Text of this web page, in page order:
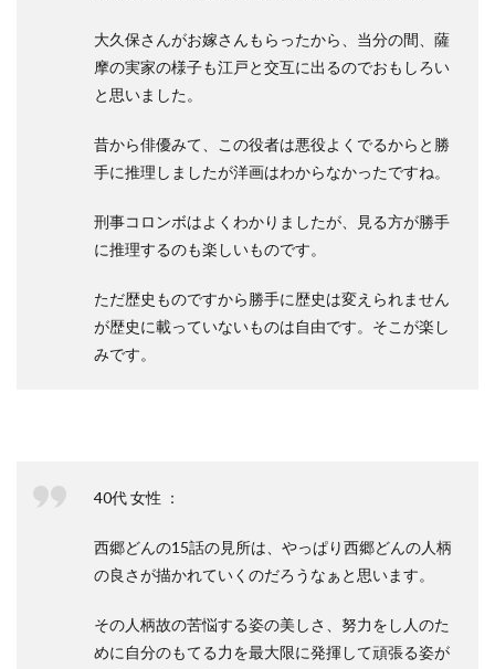
大久保さんがお嫁さんもらったから、当分の間、薩
摩の実家の様子も江戸と交互に出るのでおもしろい
と思いました。
昔から俳優みて、この役者は悪役よくでるからと勝
手に推理しましたが洋画はわからなかったですね。
刑事コロンボはよくわかりましたが、見る方が勝手
に推理するのも楽しいものです。
ただ歴史ものですから勝手に歴史は変えられません
が歴史に載っていないものは自由です。そこが楽し
みです。
40代 女性 ：
西郷どんの15話の見所は、やっぱり西郷どんの人柄
の良さが描かれていくのだろうなぁと思います。
その人柄故の苦悩する姿の美しさ、努力をし人のた
めに自分のもてる力を最大限に発揮して頑張る姿が